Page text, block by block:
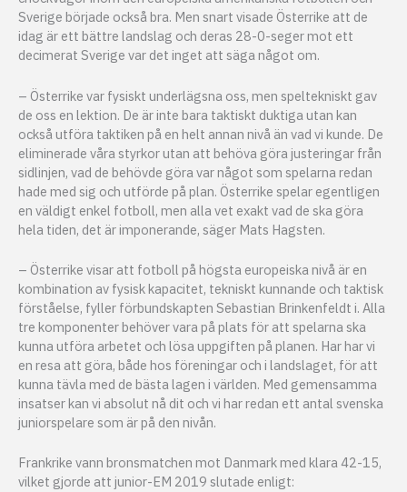
Sverige började också bra. Men snart visade Österrike att de
idag är ett bättre landslag och deras 28-0-seger mot ett
decimerat Sverige var det inget att säga något om.
– Österrike var fysiskt underlägsna oss, men speltekniskt gav
de oss en lektion. De är inte bara taktiskt duktiga utan kan
också utföra taktiken på en helt annan nivå än vad vi kunde. De
eliminerade våra styrkor utan att behöva göra justeringar från
sidlinjen, vad de behövde göra var något som spelarna redan
hade med sig och utförde på plan. Österrike spelar egentligen
en väldigt enkel fotboll, men alla vet exakt vad de ska göra
hela tiden, det är imponerande, säger Mats Hagsten.
– Österrike visar att fotboll på högsta europeiska nivå är en
kombination av fysisk kapacitet, tekniskt kunnande och taktisk
förståelse, fyller förbundskapten Sebastian Brinkenfeldt i. Alla
tre komponenter behöver vara på plats för att spelarna ska
kunna utföra arbetet och lösa uppgiften på planen. Har har vi
en resa att göra, både hos föreningar och i landslaget, för att
kunna tävla med de bästa lagen i världen. Med gemensamma
insatser kan vi absolut nå dit och vi har redan ett antal svenska
juniorspelare som är på den nivån.
Frankrike vann bronsmatchen mot Danmark med klara 42-15,
vilket gjorde att junior-EM 2019 slutade enligt: